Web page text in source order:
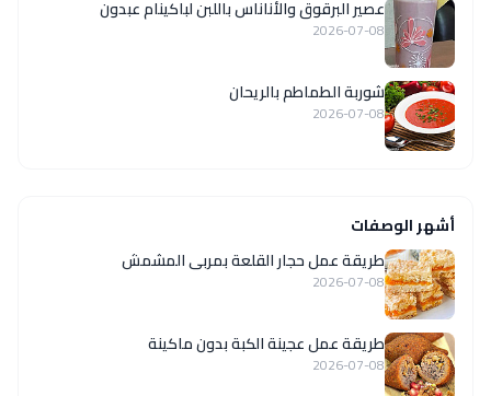
عصير البرقوق والأناناس باللبن لباكينام عبدون
2026-07-08
شوربة الطماطم بالريحان
2026-07-08
أشهر الوصفات
طريقة عمل حجار القلعة بمربى المشمش
2026-07-08
طريقة عمل عجينة الكبة بدون ماكينة
2026-07-08